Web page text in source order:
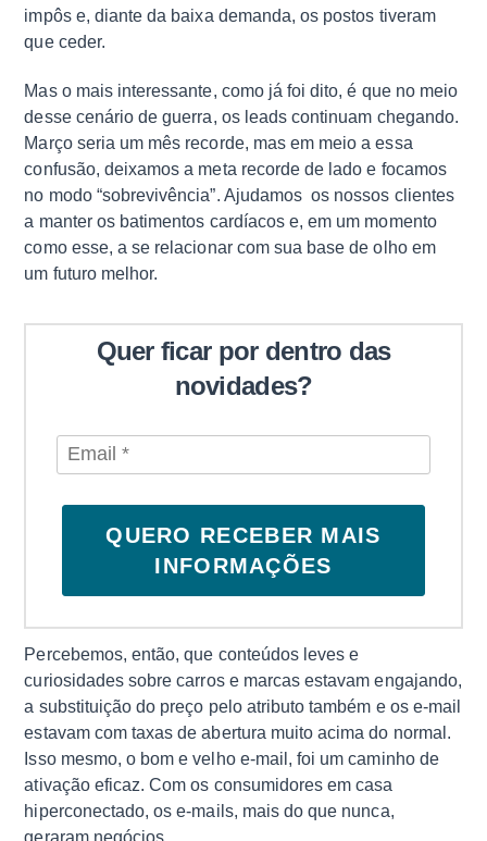
impôs e, diante da baixa demanda, os postos tiveram
que ceder.
Mas o mais interessante, como já foi dito, é que no meio
desse cenário de guerra, os leads continuam chegando.
Março seria um mês recorde, mas em meio a essa
confusão, deixamos a meta recorde de lado e focamos
no modo “sobrevivência”. Ajudamos os nossos clientes
a manter os batimentos cardíacos e, em um momento
como esse, a se relacionar com sua base de olho em
um futuro melhor.
Quer ficar por dentro das
novidades?
QUERO RECEBER MAIS
INFORMAÇÕES
Percebemos, então, que conteúdos leves e
curiosidades sobre carros e marcas estavam engajando,
a substituição do preço pelo atributo também e os e-mail
estavam com taxas de abertura muito acima do normal.
Isso mesmo, o bom e velho e-mail, foi um caminho de
ativação eficaz. Com os consumidores em casa
hiperconectado, os e-mails, mais do que nunca,